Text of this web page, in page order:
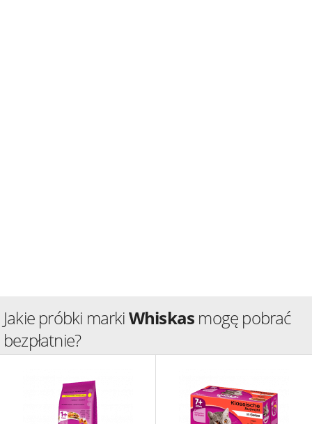
Jakie próbki markiWhiskas mogę pobrać
bezpłatnie?